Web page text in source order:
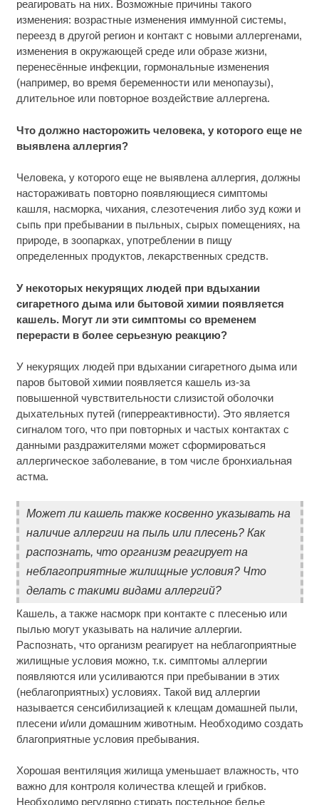
реагировать на них. Возможные причины такого
изменения: возрастные изменения иммунной системы,
переезд в другой регион и контакт с новыми аллергенами,
изменения в окружающей среде или образе жизни,
перенесённые инфекции, гормональные изменения
(например, во время беременности или менопаузы),
длительное или повторное воздействие аллергена.
Что должно насторожить человека, у которого еще не
выявлена аллергия?
Человека, у которого еще не выявлена аллергия, должны
настораживать повторно появляющиеся симптомы
кашля, насморка, чихания, слезотечения либо зуд кожи и
сыпь при пребывании в пыльных, сырых помещениях, на
природе, в зоопарках, употреблении в пищу
определенных продуктов, лекарственных средств.
У некоторых некурящих людей при вдыхании
сигаретного дыма или бытовой химии появляется
кашель. Могут ли эти симптомы со временем
перерасти в более серьезную реакцию?
У некурящих людей при вдыхании сигаретного дыма или
паров бытовой химии появляется кашель из-за
повышенной чувствительности слизистой оболочки
дыхательных путей (гиперреактивности). Это является
сигналом того, что при повторных и частых контактах с
данными раздражителями может сформироваться
аллергическое заболевание, в том числе бронхиальная
астма.
Может ли кашель также косвенно указывать на
наличие аллергии на пыль или плесень? Как
распознать, что организм реагирует на
неблагоприятные жилищные условия? Что
делать с такими видами аллергий?
Кашель, а также насморк при контакте с плесенью или
пылью могут указывать на наличие аллергии.
Распознать, что организм реагирует на неблагоприятные
жилищные условия можно, т.к. симптомы аллергии
появляются или усиливаются при пребывании в этих
(неблагоприятных) условиях. Такой вид аллергии
называется сенсибилизацией к клещам домашней пыли,
плесени и/или домашним животным. Необходимо создать
благоприятные условия пребывания.
Хорошая вентиляция жилища уменьшает влажность, что
важно для контроля количества клещей и грибков.
Необходимо регулярно стирать постельное белье